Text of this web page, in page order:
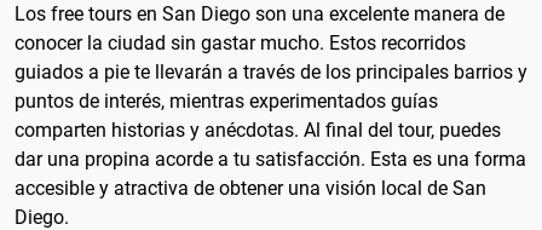
Los free tours en San Diego son una excelente manera de
conocer la ciudad sin gastar mucho. Estos recorridos
guiados a pie te llevarán a través de los principales barrios y
puntos de interés, mientras experimentados guías
comparten historias y anécdotas. Al final del tour, puedes
dar una propina acorde a tu satisfacción. Esta es una forma
accesible y atractiva de obtener una visión local de San
Diego.